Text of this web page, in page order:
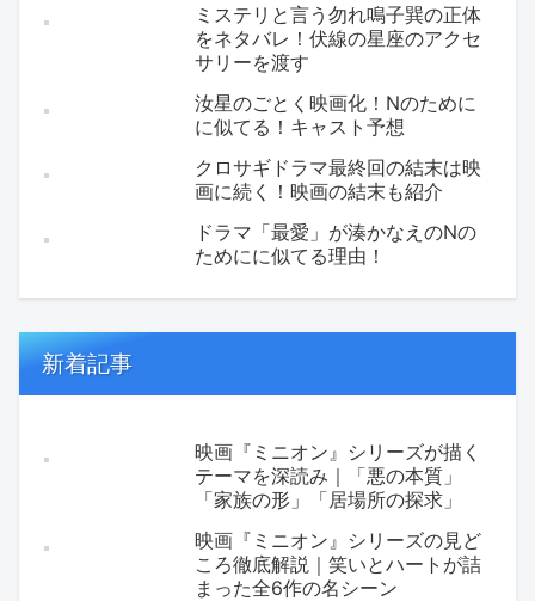
ミステリと言う勿れ鳴子巽の正体
をネタバレ！伏線の星座のアクセ
サリーを渡す
汝星のごとく映画化！Nのために
に似てる！キャスト予想
クロサギドラマ最終回の結末は映
画に続く！映画の結末も紹介
ドラマ「最愛」が湊かなえのNの
ためにに似てる理由！
新着記事
映画『ミニオン』シリーズが描く
テーマを深読み｜「悪の本質」
「家族の形」「居場所の探求」
映画『ミニオン』シリーズの見ど
ころ徹底解説｜笑いとハートが詰
まった全6作の名シーン